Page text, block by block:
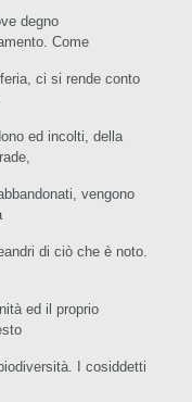
degno
Come
ci si rende conto
ed incolti, della
vengono
di ciò che è noto.
ed il proprio
I cosiddetti